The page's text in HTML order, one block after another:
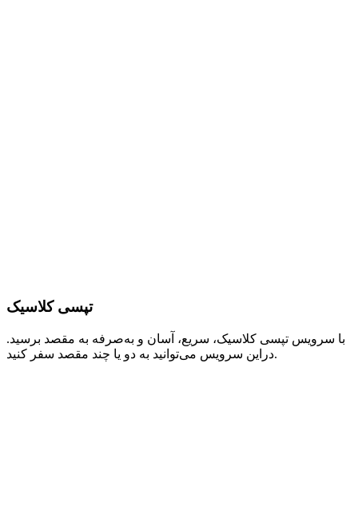
تپسی کلاسیک
با سرویس تپسی کلاسیک، سریع، آسان و به‌صرفه به مقصد برسید.
دراین سرویس می‌توانید به دو یا چند مقصد سفر کنید.